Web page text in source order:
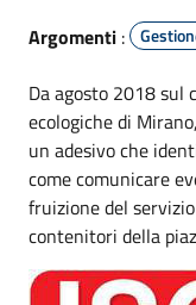
Argomenti :
Da agosto 2018 sul
ecologiche di
un adesivo che
come comunicare
fruizione del
contenitori della